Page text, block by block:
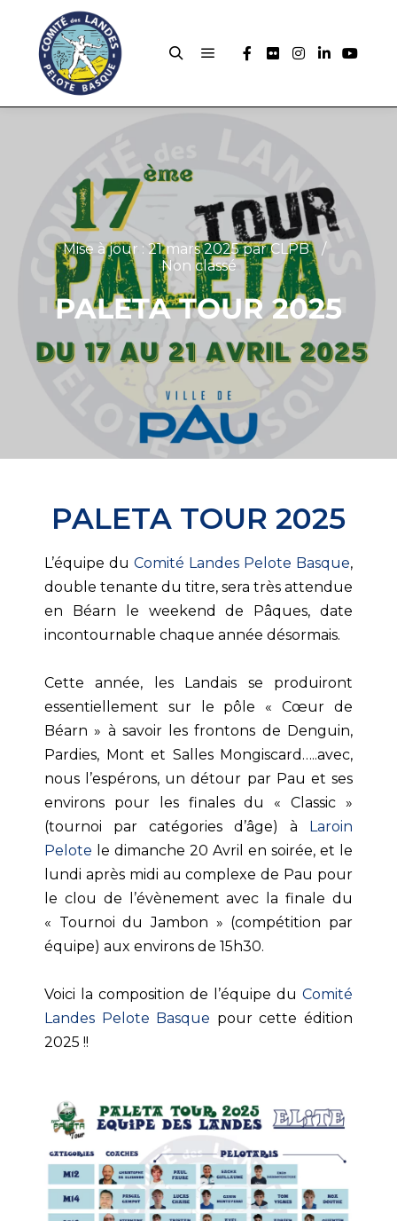
Mise à jour : 21 mars 2025parCLPB
Non classé
PALETA TOUR 2025
PALETA TOUR 2025
L’équipe du Comité Landes Pelote Basque,
double tenante du titre, sera très attendue
en Béarn le weekend de Pâques, date
incontournable chaque année désormais.
Cette année, les Landais se produiront
essentiellement sur le pôle « Cœur de
Béarn » à savoir les frontons de Denguin,
Pardies, Mont et Salles Mongiscard…..avec,
nous l’espérons, un détour par Pau et ses
environs pour les finales du « Classic »
(tournoi par catégories d’âge) à Laroin
Pelote le dimanche 20 Avril en soirée, et le
lundi après midi au complexe de Pau pour
le clou de l’évènement avec la finale du
« Tournoi du Jambon » (compétition par
équipe) aux environs de 15h30.
Voici la composition de l’équipe du Comité
Landes Pelote Basque pour cette édition
2025 !!